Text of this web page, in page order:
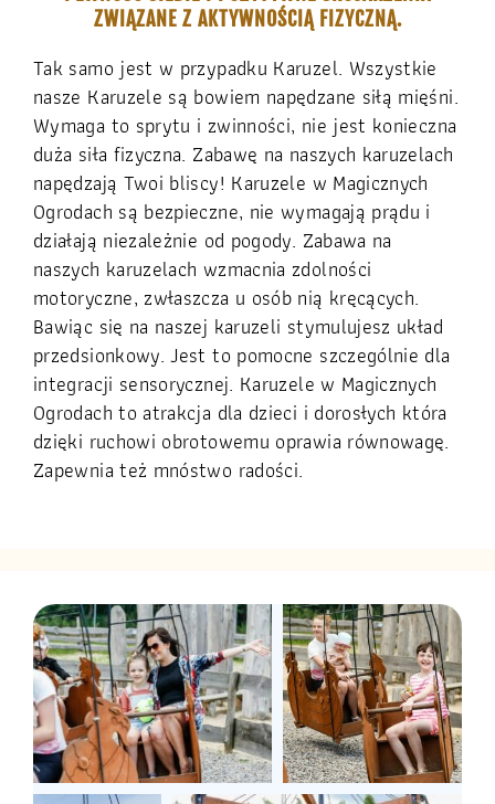
ZWIĄZANE Z AKTYWNOŚCIĄ FIZYCZNĄ.
Tak samo jest w przypadku Karuzel. Wszystkie
nasze Karuzele są bowiem napędzane siłą mięśni.
Wymaga to sprytu i zwinności, nie jest konieczna
duża siła fizyczna. Zabawę na naszych karuzelach
napędzają Twoi bliscy! Karuzele w Magicznych
Ogrodach są bezpieczne, nie wymagają prądu i
działają niezależnie od pogody. Zabawa na
naszych karuzelach wzmacnia zdolności
motoryczne, zwłaszcza u osób nią kręcących.
Bawiąc się na naszej karuzeli stymulujesz układ
przedsionkowy. Jest to pomocne szczególnie dla
integracji sensorycznej. Karuzele w Magicznych
Ogrodach to atrakcja dla dzieci i dorosłych która
dzięki ruchowi obrotowemu oprawia równowagę.
Zapewnia też mnóstwo radości.